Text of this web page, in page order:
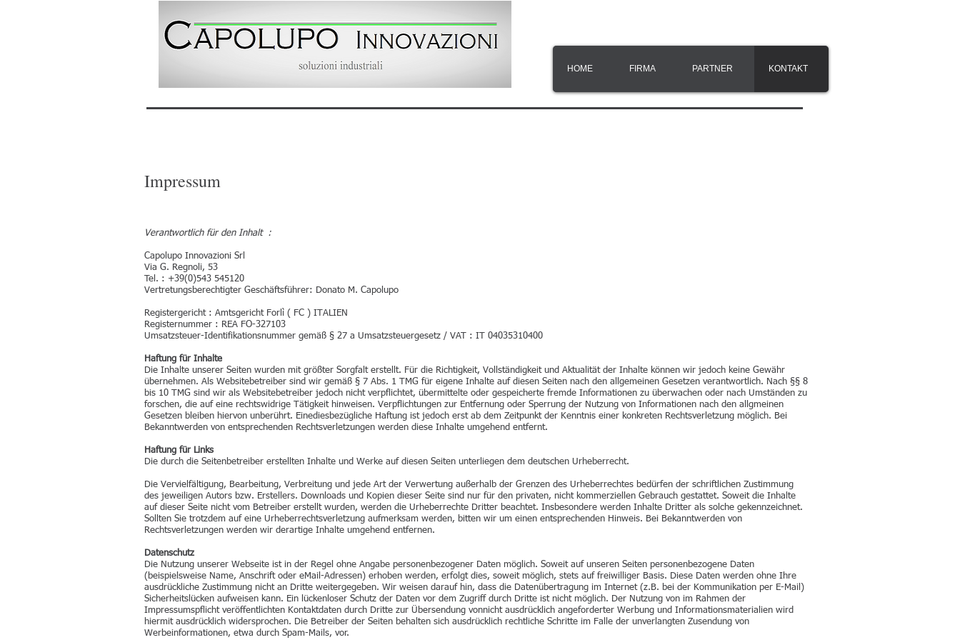
HOME FIRMA PARTNER KONTAKT
Impressum
Verantwortlich für den Inhalt :
Capolupo Innovazioni Srl
Via G. Regnoli, 53
Tel. : +39(0)543 545120
Vertretungsberechtigter Geschäftsführer: Donato M. Capolupo
Registergericht : Amtsgericht Forlì ( FC ) ITALIEN
Registernummer : REA FO-327103
Umsatzsteuer-Identifikationsnummer gemäß § 27 a Umsatzsteuergesetz / VAT : IT 04035310400
Haftung für Inhalte
Die Inhalte unserer Seiten wurden mit größter Sorgfalt erstellt. Für die Richtigkeit, Vollständigkeit und Aktualität der Inhalte können wir jedoch keine Gewähr
übernehmen. Als Websitebetreiber sind wir gemäß § 7 Abs. 1 TMG für eigene Inhalte auf diesen Seiten nach den allgemeinen Gesetzen verantwortlich. Nach §§ 8
bis 10 TMG sind wir als Websitebetreiber jedoch nicht verpflichtet, übermittelte oder gespeicherte fremde Informationen zu überwachen oder nach Umständen zu
forschen, die auf eine rechtswidrige Tätigkeit hinweisen. Verpflichtungen zur Entfernung oder Sperrung der Nutzung von Informationen nach den allgmeinen
Gesetzen bleiben hiervon unberührt. Einediesbezügliche Haftung ist jedoch erst ab dem Zeitpunkt der Kenntnis einer konkreten Rechtsverletzung möglich. Bei
Bekanntwerden von entsprechenden Rechtsverletzungen werden diese Inhalte umgehend entfernt.
Haftung für Links
Die durch die Seitenbetreiber erstellten Inhalte und Werke auf diesen Seiten unterliegen dem deutschen Urheberrecht.
Die Vervielfältigung, Bearbeitung, Verbreitung und jede Art der Verwertung außerhalb der Grenzen des Urheberrechtes bedürfen der schriftlichen Zustimmung
des jeweiligen Autors bzw. Erstellers. Downloads und Kopien dieser Seite sind nur für den privaten, nicht kommerziellen Gebrauch gestattet. Soweit die Inhalte
auf dieser Seite nicht vom Betreiber erstellt wurden, werden die Urheberrechte Dritter beachtet. Insbesondere werden Inhalte Dritter als solche gekennzeichnet.
Sollten Sie trotzdem auf eine Urheberrechtsverletzung aufmerksam werden, bitten wir um einen entsprechenden Hinweis. Bei Bekanntwerden von
Rechtsverletzungen werden wir derartige Inhalte umgehend entfernen.
Datenschutz
Die Nutzung unserer Webseite ist in der Regel ohne Angabe personenbezogener Daten möglich. Soweit auf unseren Seiten personenbezogene Daten
(beispielsweise Name, Anschrift oder eMail-Adressen) erhoben werden, erfolgt dies, soweit möglich, stets auf freiwilliger Basis. Diese Daten werden ohne Ihre
ausdrückliche Zustimmung nicht an Dritte weitergegeben. Wir weisen darauf hin, dass die Datenübertragung im Internet (z.B. bei der Kommunikation per E-Mail)
Sicherheitslücken aufweisen kann. Ein lückenloser Schutz der Daten vor dem Zugriff durch Dritte ist nicht möglich. Der Nutzung von im Rahmen der
Impressumspflicht veröffentlichten Kontaktdaten durch Dritte zur Übersendung vonnicht ausdrücklich angeforderter Werbung und Informationsmaterialien wird
hiermit ausdrücklich widersprochen. Die Betreiber der Seiten behalten sich ausdrücklich rechtliche Schritte im Falle der unverlangten Zusendung von
Werbeinformationen, etwa durch Spam-Mails, vor.